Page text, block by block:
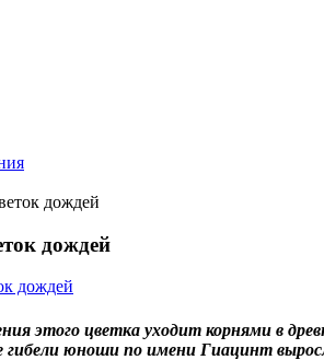
дождей
дождей
этого цветка yxодит корнями в
юноши по имени Гиацинт